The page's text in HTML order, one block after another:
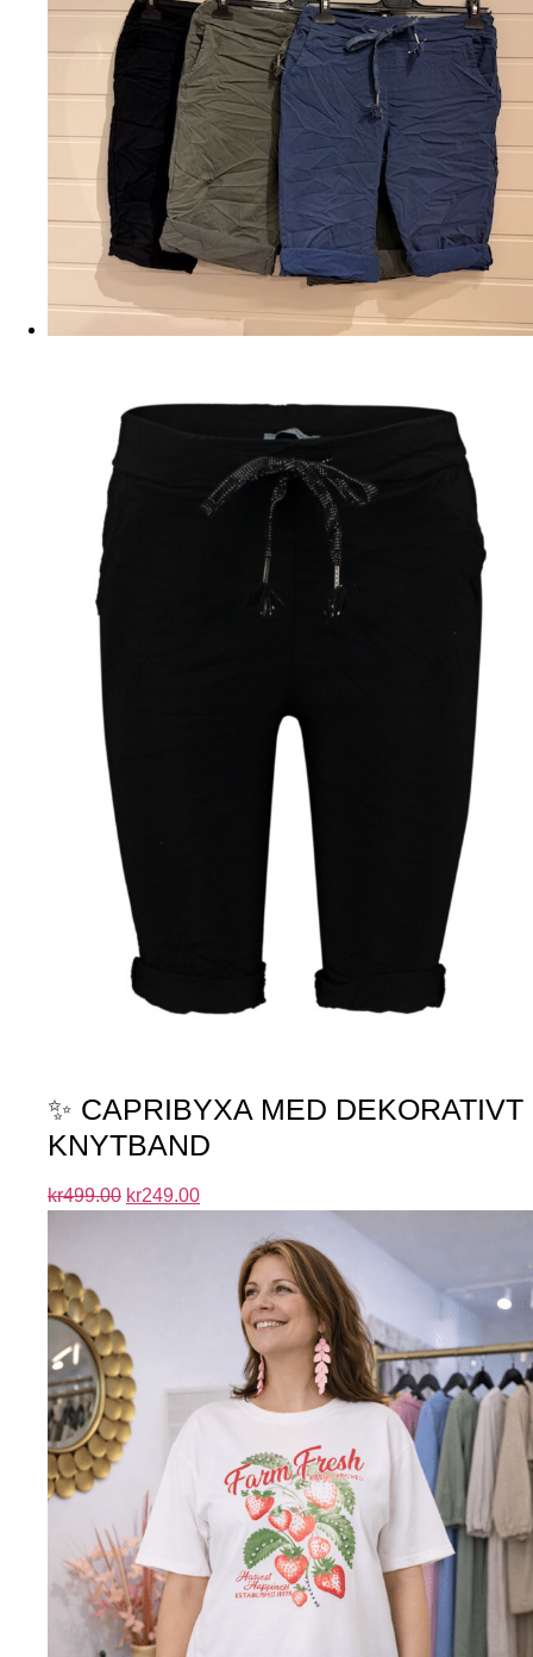
✨ CAPRIBYXA MED DEKORATIVT
KNYTBAND
kr499.00 kr249.00